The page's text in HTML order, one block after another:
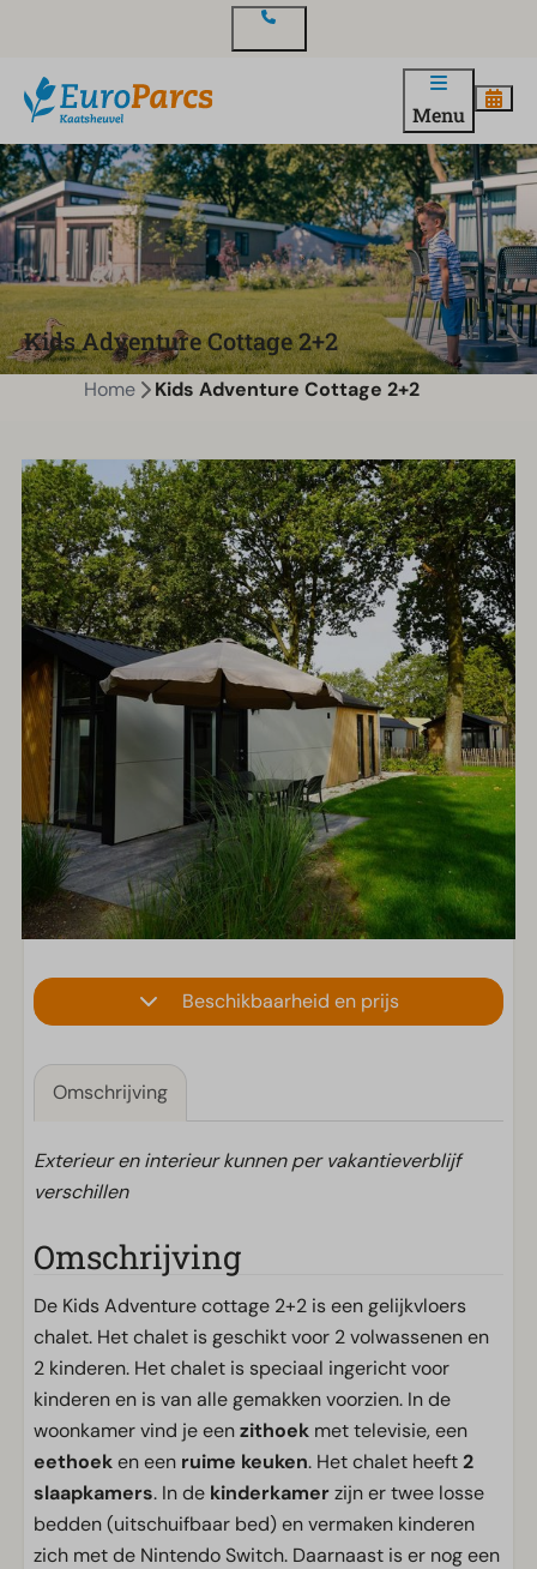
Menu
Kids Adventure Cottage 2+2
Home Kids Adventure Cottage 2+2
Beschikbaarheid en prijs
Omschrijving
Exterieur en interieur kunnen per vakantieverblijf
verschillen
Omschrijving
De Kids Adventure cottage 2+2 is een gelijkvloers
chalet. Het chalet is geschikt voor 2 volwassenen en
2 kinderen. Het chalet is speciaal ingericht voor
kinderen en is van alle gemakken voorzien. In de
woonkamer vind je eenzithoek met televisie, een
eethoeken een ruime keuken. Het chalet heeft2
slaapkamers. In de kinderkamerzijn er twee losse
bedden (uitschuifbaar bed) en vermaken kinderen
zich met de Nintendo Switch. Daarnaast is er nog een